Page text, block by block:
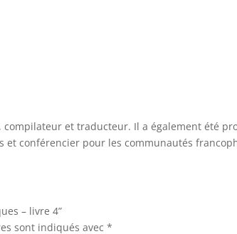
et traducteur. Il a également été
conférencier pour les communautés
– livre 4”
sont indiqués avec*